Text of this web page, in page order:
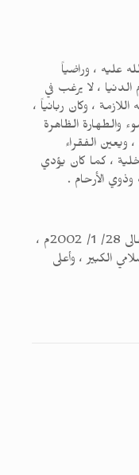
عليه ، وراضياً
، لا يرغب في
، وكان ربانياً ،
والطهارة الظاهرة
ويعين الفقراء
، كما كان يؤدي
وذوي الأرحام .
انتقل الأستاذ أنور الجندي إلى رحمة الله تعالى 28/ 1/ 2002م ،
الكبير ، وأعلى